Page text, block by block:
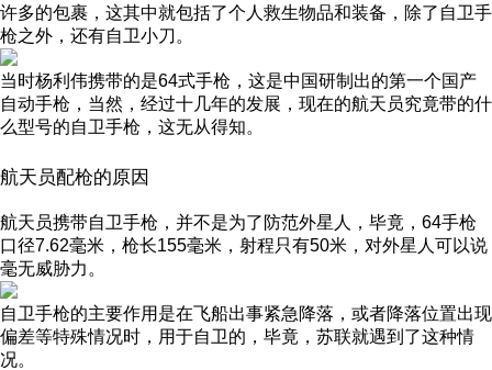
许多的包裹，这其中就包括了个人救生物品和装备，除了自卫手
枪之外，还有自卫小刀。
当时杨利伟携带的是64式手枪，这是中国研制出的第一个国产
自动手枪，当然，经过十几年的发展，现在的航天员究竟带的什
么型号的自卫手枪，这无从得知。
航天员配枪的原因
航天员携带自卫手枪，并不是为了防范外星人，毕竟，64手枪
口径7.62毫米，枪长155毫米，射程只有50米，对外星人可以说
毫无威胁力。
自卫手枪的主要作用是在飞船出事紧急降落，或者降落位置出现
偏差等特殊情况时，用于自卫的，毕竟，苏联就遇到了这种情
况。